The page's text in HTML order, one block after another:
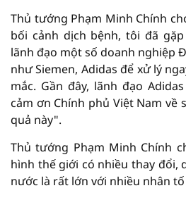
Thủ tướng Phạm Minh Chính
bối cảnh dịch bệnh, tôi đã
lãnh đạo một số doanh nghiệp
như Siemen, Adidas để xử lý
mắc. Gần đây, lãnh đạo
cảm ơn Chính phủ Việt Nam về
quả này".
Thủ tướng Phạm Minh Chính
hình thế giới có nhiều thay đổi,
nước là rất lớn với nhiều nhân